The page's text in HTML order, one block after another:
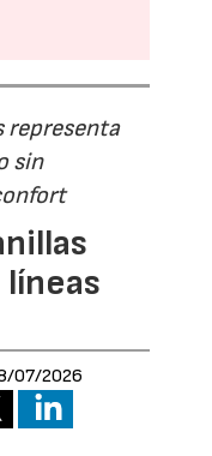
representa
sin
07/2026